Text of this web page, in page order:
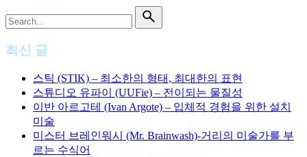
for
최신 글
스틱 (STIK) – 최소한의 형태, 최대한의 표현
스튜디오 유파이 (UUFie) – 전이되는 물질성
이반 아르고테 (Ivan Argote) – 입체적 경험을 위한 설치
미술
미스터 브레인워시 (Mr. Brainwash)-거리의 미술가를 부
르는 수식어